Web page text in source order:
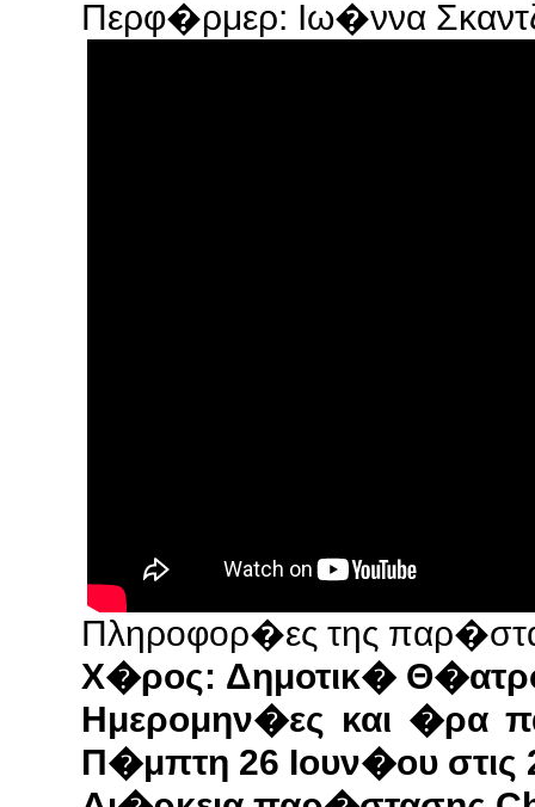
Περφ�ρμερ: Ιω�ννα
Πληροφορ�ες της
Χ�ρος: Δημοτικ�
Ημερομην�ες και �ρα
Π�μπτη 26 Ιουν�ου στις